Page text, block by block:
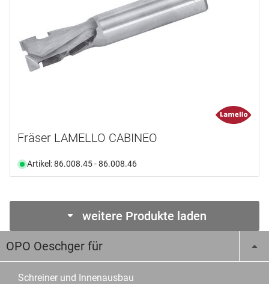
Fräser LAMELLO CABINEO
Artikel: 86.008.45 - 86.008.46
weitere Produkte laden
OPO Oeschger für
Schreiner und Innenausbau